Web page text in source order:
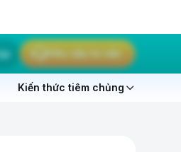
Yêu cầu tư vấn
Kiến thức tiêm chủng